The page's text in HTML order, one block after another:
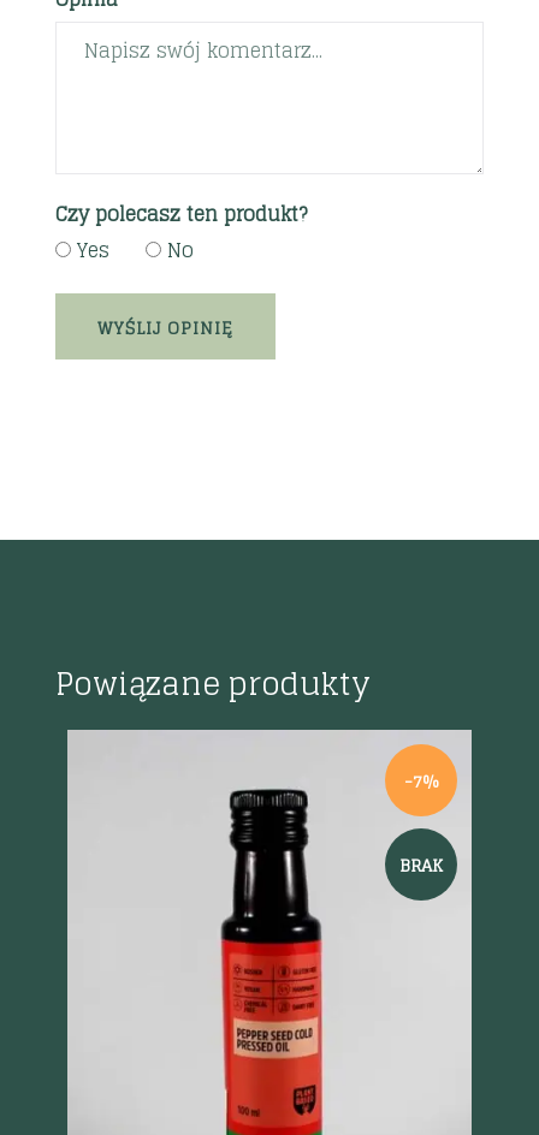
Czy polecasz ten produkt?
Yes
No
Powiązane produkty
-7%
BRAK
Szybki podgląd